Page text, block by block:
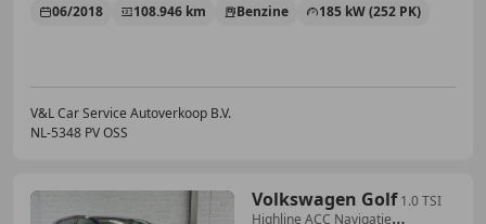
06/2018 108.946 km Benzine 185 kW (252 PK)
V&L Car Service Autoverkoop B.V.
NL-5348 PV OSS
Volkswagen Golf 1.0 TSI
Highline ACC Navigatie